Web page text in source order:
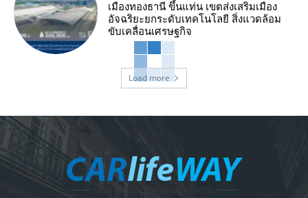
เมืองทองธานี ขึ้นแท่น เขตส่งเสริมเมือง
อัจฉริยะยกระดับเทคโนโลยี สิ่งแวดล้อม
ขับเคลื่อนเศรษฐกิจ
Load more